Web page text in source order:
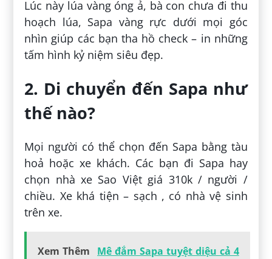
Lúc này lúa vàng óng ả, bà con chưa đi thu
hoạch lúa, Sapa vàng rực dưới mọi góc
nhìn giúp các bạn tha hồ check – in những
tấm hình kỷ niệm siêu đẹp.
2. Di chuyển đến Sapa như
thế nào?
Mọi người có thể chọn đến Sapa bằng tàu
hoả hoặc xe khách. Các bạn đi Sapa hay
chọn nhà xe Sao Việt giá 310k / người /
chiều. Xe khá tiện – sạch , có nhà vệ sinh
trên xe.
Xem Thêm
Mê đắm Sapa tuyệt diệu cả 4